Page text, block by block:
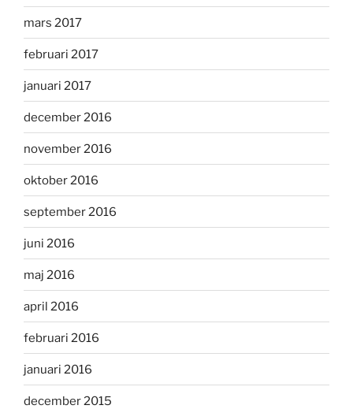
mars 2017
februari 2017
januari 2017
december 2016
november 2016
oktober 2016
september 2016
juni 2016
maj 2016
april 2016
februari 2016
januari 2016
december 2015